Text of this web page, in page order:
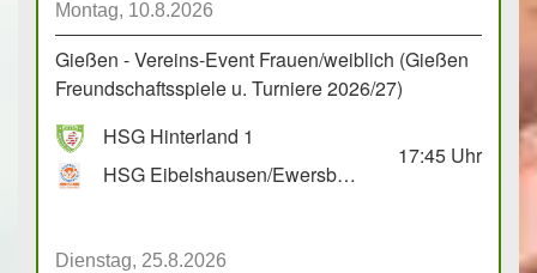
Montag, 10.8.2026
Gießen - Vereins-Event Frauen/weiblich (Gießen
Freundschaftsspiele u. Turniere 2026/27)
HSG Hinterland 1
HSG Eibelshausen/Ewersbach GbR 2
17:45 Uhr
Dienstag, 25.8.2026